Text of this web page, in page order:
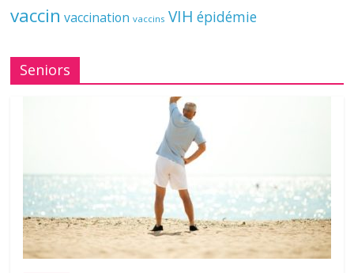
vaccin vaccination vaccins VIH épidémie
Seniors